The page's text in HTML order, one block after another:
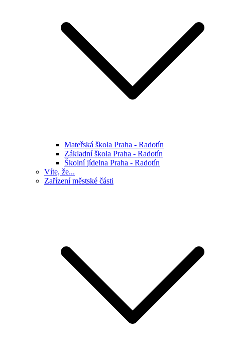
Mateřská škola Praha - Radotín
Základní škola Praha - Radotín
Školní jídelna Praha - Radotín
Víte, že...
Zařízení městské části